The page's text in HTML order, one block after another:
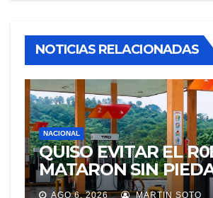
NOTICIAS RELACIONADAS
NACIONAL
QUISO EVITAR EL
MATARON SIN
AGO 6, 2026 MARTIN SOTO